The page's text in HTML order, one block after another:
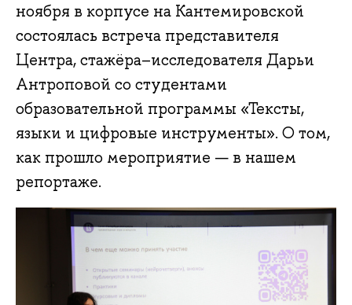
ноября в корпусе на Кантемировской
состоялась встреча представителя
Центра, стажёра–исследователя Дарьи
Антроповой со студентами
образовательной программы «Тексты,
языки и цифровые инструменты». О том,
как прошло мероприятие — в нашем
репортаже.